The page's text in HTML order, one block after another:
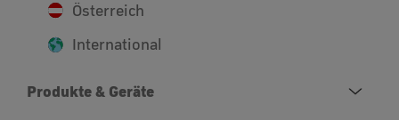
Österreich
International
Produkte & Geräte